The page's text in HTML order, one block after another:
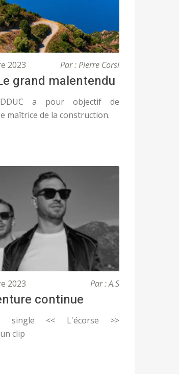
2023 Par : Pierre Corsi
grand malentendu
a pour objectif de
maîtrice de la construction.
2023 Par : A.S
continue
single << L'écorse >>
clip